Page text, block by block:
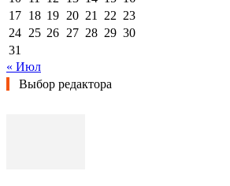
17 18 19 20 21 22 23
24 25 26 27 28 29 30
31
« Июл
Выбор редактора